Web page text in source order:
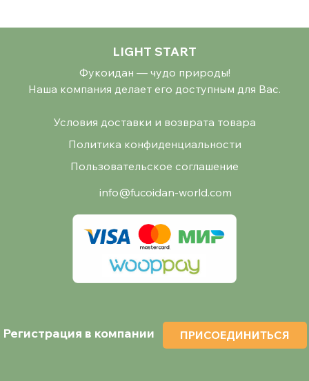
LIGHT START
Фукоидан — чудо природы!
Наша компания делает его доступным для Вас.
Условия доставки и возврата товара
Политика конфиденциальности
Пользовательское соглашение
info@fucoidan-world.com
Регистрация в компании ПРИСОЕДИНИТЬСЯ